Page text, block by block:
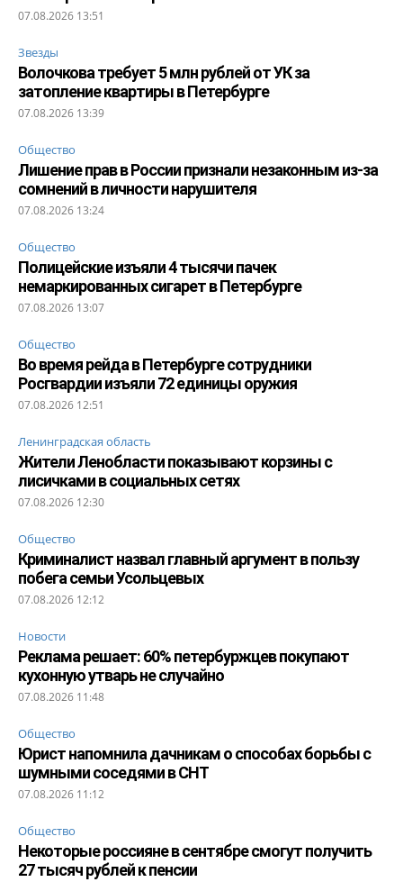
07.08.2026 13:51
Звезды
Волочкова требует 5 млн рублей от УК за
затопление квартиры в Петербурге
07.08.2026 13:39
Общество
Лишение прав в России признали незаконным из-за
сомнений в личности нарушителя
07.08.2026 13:24
Общество
Полицейские изъяли 4 тысячи пачек
немаркированных сигарет в Петербурге
07.08.2026 13:07
Общество
Во время рейда в Петербурге сотрудники
Росгвардии изъяли 72 единицы оружия
07.08.2026 12:51
Ленинградская область
Жители Ленобласти показывают корзины с
лисичками в социальных сетях
07.08.2026 12:30
Общество
Криминалист назвал главный аргумент в пользу
побега семьи Усольцевых
07.08.2026 12:12
Новости
Реклама решает: 60% петербуржцев покупают
кухонную утварь не случайно
07.08.2026 11:48
Общество
Юрист напомнила дачникам о способах борьбы с
шумными соседями в СНТ
07.08.2026 11:12
Общество
Некоторые россияне в сентябре смогут получить
27 тысяч рублей к пенсии